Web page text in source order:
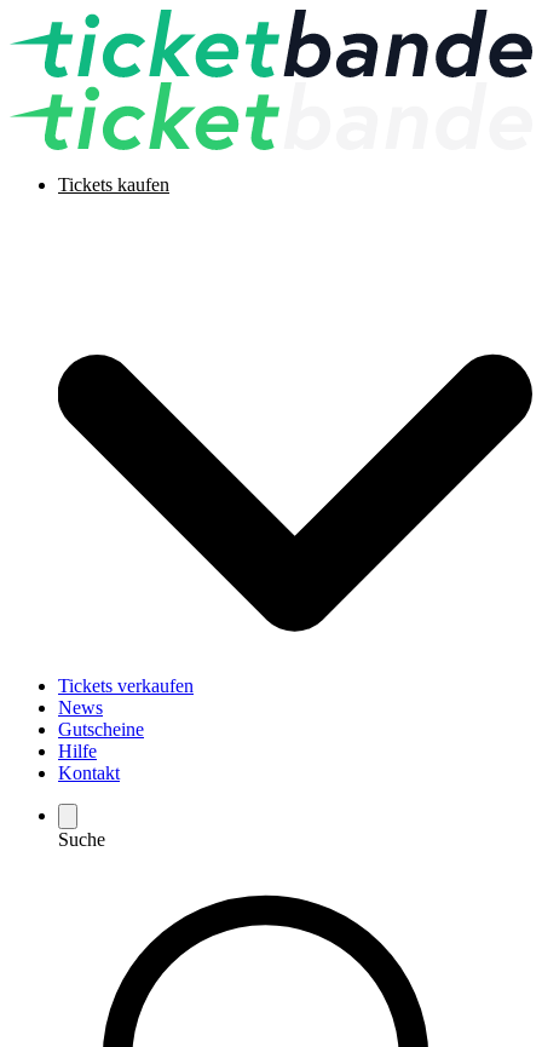
Tickets kaufen
Tickets verkaufen
News
Gutscheine
Hilfe
Kontakt
Suche